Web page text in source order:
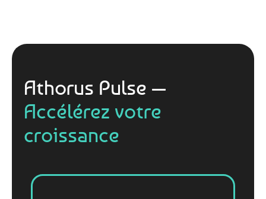
Athorus Pulse —
Accélérez votre
croissance